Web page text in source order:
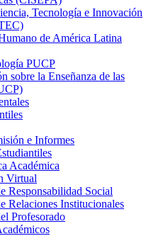
Tecnología e Innovación
de América Latina
PUCP
sobre la Enseñanza de las
e Informes
Académica
Virtual
Responsabilidad Social
Relaciones Institucionales
Profesorado